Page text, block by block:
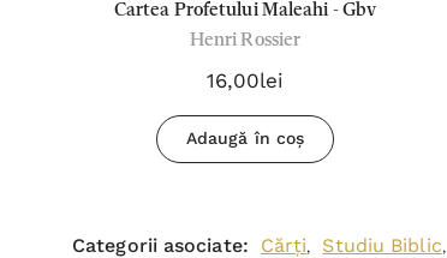
Cartea Profetului Maleahi - Gbv
Henri Rossier
16,00lei
Adaugă în coș
Categorii asociate: Cărți, Studiu Biblic,